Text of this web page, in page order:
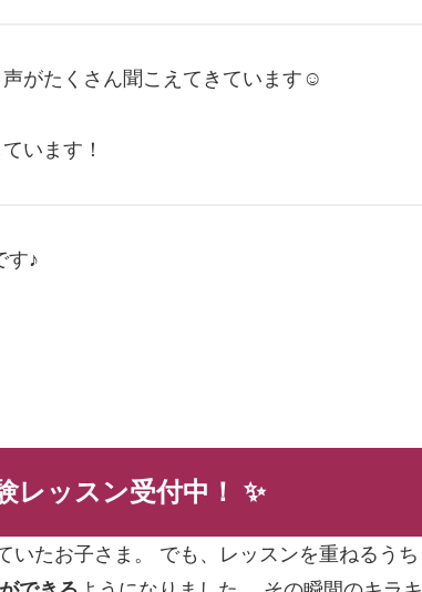
がたくさん聞こえてきています☺️
います！
す♪
レッスン受付中！ ✨
たお子さま。 でも、レッスンを重ねるうち